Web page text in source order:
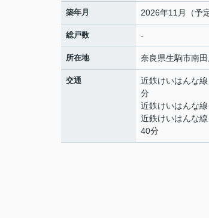
築年月 2026年11月（予定
総戸数 -
所在地 奈良県生駒市南
交通 近鉄けいはんな線
分
近鉄けいはんな線
近鉄けいはんな線
40分